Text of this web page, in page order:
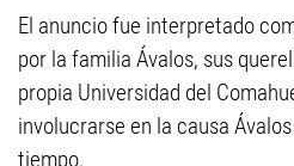
El anuncio fue interpretado
por la familia Ávalos, sus
propia Universidad del
involucrarse en la causa
tiempo.